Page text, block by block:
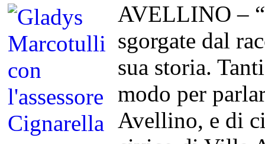
AVELLINO –
sgorgate dal
sua storia.
modo per
Avellino, e di